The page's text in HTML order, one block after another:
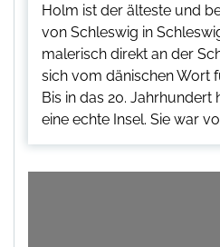
Holm ist der älteste und
von Schleswig in
malerisch direkt an der
sich vom dänischen Wort
Bis in das 20. Jahrhundert
eine echte Insel. Sie war